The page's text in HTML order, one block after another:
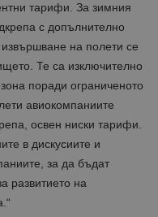
тарифи. За зимния
с допълнително
на полети се
Те са изключително
поради ограниченото
авиокомпаниите
освен ниски тарифи.
в дискусиите и
за да бъдат
развитието на